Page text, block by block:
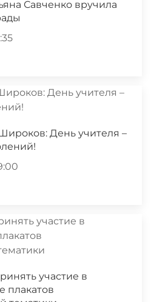
Савченко вручила
День учителя –
участие в
плакатов